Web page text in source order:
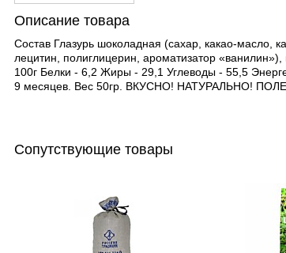
Описание товара
Состав Глазурь шоколадная (сахар, какао-масло,
лецитин, полиглицерин, ароматизатор
100г Белки - 6,2 Жиры - 29,1 Углеводы - 55,5
9 месяцев. Вес 50гр. ВКУСНО! НАТУРАЛЬНО!
Сопутствующие товары